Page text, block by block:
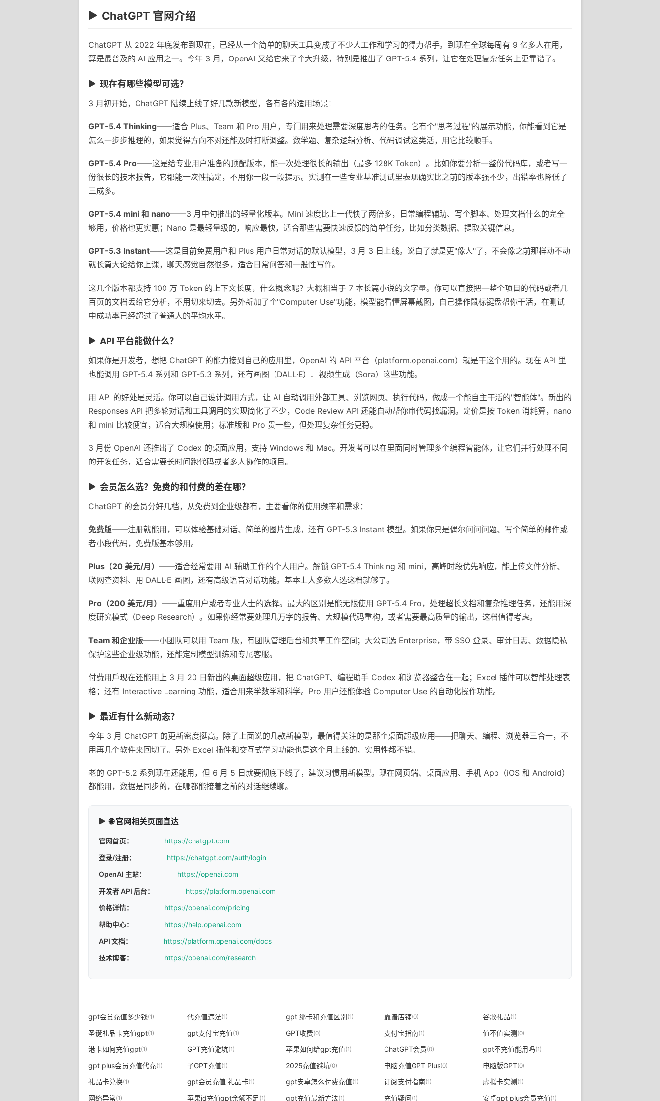
ChatGPT 官网介绍
ChatGPT 从 2022 年底发布到现在，已经从一个简单的聊天工具变成了不少人工作和学习的得力帮手。到现在全球每周有 9 亿多人在用，
算是最普及的 AI 应用之一。今年 3 月，OpenAI 又给它来了个大升级，特别是推出了 GPT-5.4 系列，让它在处理复杂任务上更靠谱了。
现在有哪些模型可选？
3 月初开始，ChatGPT 陆续上线了好几款新模型，各有各的适用场景：
GPT-5.4 Thinking——适合 Plus、Team 和 Pro 用户，专门用来处理需要深度思考的任务。它有个"思考过程"的展示功能，你能看到它是
怎么一步步推理的，如果觉得方向不对还能及时打断调整。数学题、复杂逻辑分析、代码调试这类活，用它比较顺手。
GPT-5.4 Pro——这是给专业用户准备的顶配版本，能一次处理很长的输出（最多 128K Token）。比如你要分析一整份代码库，或者写一
份很长的技术报告，它都能一次性搞定，不用你一段一段提示。实测在一些专业基准测试里表现确实比之前的版本强不少，出错率也降低了
三成多。
GPT-5.4 mini 和 nano——3 月中旬推出的轻量化版本。Mini 速度比上一代快了两倍多，日常编程辅助、写个脚本、处理文档什么的完全
够用，价格也更实惠；Nano 是最轻量级的，响应最快，适合那些需要快速反馈的简单任务，比如分类数据、提取关键信息。
GPT-5.3 Instant——这是目前免费用户和 Plus 用户日常对话的默认模型，3 月 3 日上线。说白了就是更"像人"了，不会像之前那样动不动
就长篇大论给你上课，聊天感觉自然很多，适合日常问答和一般性写作。
这几个版本都支持 100 万 Token 的上下文长度，什么概念呢？大概相当于 7 本长篇小说的文字量。你可以直接把一整个项目的代码或者几
百页的文档丢给它分析，不用切来切去。另外新加了个"Computer Use"功能，模型能看懂屏幕截图，自己操作鼠标键盘帮你干活，在测试
中成功率已经超过了普通人的平均水平。
API 平台能做什么？
如果你是开发者，想把 ChatGPT 的能力接到自己的应用里，OpenAI 的 API 平台（platform.openai.com）就是干这个用的。现在 API 里
也能调用 GPT-5.4 系列和 GPT-5.3 系列，还有画图（DALL·E）、视频生成（Sora）这些功能。
用 API 的好处是灵活。你可以自己设计调用方式，让 AI 自动调用外部工具、浏览网页、执行代码，做成一个能自主干活的"智能体"。新出的
Responses API 把多轮对话和工具调用的实现简化了不少，Code Review API 还能自动帮你审代码找漏洞。定价是按 Token 消耗算，nano
和 mini 比较便宜，适合大规模使用；标准版和 Pro 贵一些，但处理复杂任务更稳。
3 月份 OpenAI 还推出了 Codex 的桌面应用，支持 Windows 和 Mac。开发者可以在里面同时管理多个编程智能体，让它们并行处理不同
的开发任务，适合需要长时间跑代码或者多人协作的项目。
会员怎么选？免费的和付费的差在哪？
ChatGPT 的会员分好几档，从免费到企业级都有，主要看你的使用频率和需求：
免费版——注册就能用，可以体验基础对话、简单的图片生成，还有 GPT-5.3 Instant 模型。如果你只是偶尔问问问题、写个简单的邮件或
者小段代码，免费版基本够用。
Plus（20 美元/月） ——适合经常要用 AI 辅助工作的个人用户。解锁 GPT-5.4 Thinking 和 mini，高峰时段优先响应，能上传文件分析、
联网查资料、用 DALL·E 画图，还有高级语音对话功能。基本上大多数人选这档就够了。
Pro（200 美元/月） ——重度用户或者专业人士的选择。最大的区别是能无限使用 GPT-5.4 Pro，处理超长文档和复杂推理任务，还能用深
度研究模式（Deep Research）。如果你经常要处理几万字的报告、大规模代码重构，或者需要最高质量的输出，这档值得考虑。
Team 和企业版——小团队可以用 Team 版，有团队管理后台和共享工作空间；大公司选 Enterprise，带 SSO 登录、审计日志、数据隐私
保护这些企业级功能，还能定制模型训练和专属客服。
付费用戶现在还能用上 3 月 20 日新出的桌面超级应用，把 ChatGPT、编程助手 Codex 和浏览器整合在一起；Excel 插件可以智能处理表
格；还有 Interactive Learning 功能，适合用来学数学和科学。Pro 用户还能体验 Computer Use 的自动化操作功能。
最近有什么新动态？
今年 3 月 ChatGPT 的更新密度挺高。除了上面说的几款新模型，最值得关注的是那个桌面超级应用——把聊天、编程、浏览器三合一，不
用再几个软件来回切了。另外 Excel 插件和交互式学习功能也是这个月上线的，实用性都不错。
老的 GPT-5.2 系列现在还能用，但 6 月 5 日就要彻底下线了，建议习惯用新模型。现在网页端、桌面应用、手机 App（iOS 和 Android）
都能用，数据是同步的，在哪都能接着之前的对话继续聊。
🌐 官网相关页面直达
官网首页：
https://chatgpt.com
登录/注册：
https://chatgpt.com/auth/login
OpenAI 主站：
https://openai.com
开发者 API 后台：
https://platform.openai.com
价格详情：
https://openai.com/pricing
帮助中心：
https://help.openai.com
API 文档：
https://platform.openai.com/docs
技术博客：
https://openai.com/research
gpt会员充值多少钱(1) 代充值违法(1) gpt 绑卡和充值区别(1) 靠谱店铺(0) 谷歌礼品(1)
圣诞礼品卡充值gpt(1) gpt支付宝充值(1) GPT收费(0) 支付宝指南(1) 值不值实测(0)
港卡如何充值gpt(1) GPT充值避坑(1) 苹果如何给gpt充值(1) ChatGPT会员 (0) gpt不充值能用吗(1)
gpt plus会员充值代充(1) 子GPT充值(1) 2025充值避坑(0) 电脑充值GPT Plus(0) 电脑版GPT(0)
礼品卡兑换(1) gpt会员充值 礼品卡(1) gpt安卓怎么付费充值(1) 订阅支付指南(1) 虚拟卡实测(1)
网络异常(1) 苹果id充值gpt余额不足(1) gpt充值最新方法(1) 充值疑问(1) 安卓gpt plus会员充值(1)